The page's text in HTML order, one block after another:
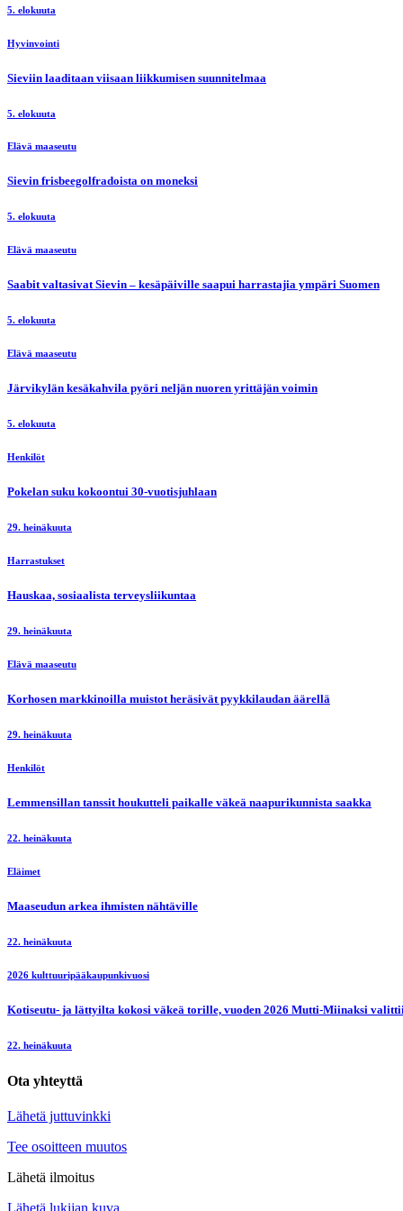
5. elokuuta
Hyvinvointi
Sieviin laaditaan viisaan liikkumisen suunnitelmaa
5. elokuuta
Elävä maaseutu
Sievin frisbeegolfradoista on moneksi
5. elokuuta
Elävä maaseutu
Saabit valtasivat Sievin – kesäpäiville saapui harrastajia ympäri Suomen
5. elokuuta
Elävä maaseutu
Järvikylän kesäkahvila pyöri neljän nuoren yrittäjän voimin
5. elokuuta
Henkilöt
Pokelan suku kokoontui 30-vuotisjuhlaan
29. heinäkuuta
Harrastukset
Hauskaa, sosiaalista terveysliikuntaa
29. heinäkuuta
Elävä maaseutu
Korhosen markkinoilla muistot heräsivät pyykkilaudan äärellä
29. heinäkuuta
Henkilöt
Lemmensillan tanssit houkutteli paikalle väkeä naapurikunnista saakka
22. heinäkuuta
Eläimet
Maaseudun arkea ihmisten nähtäville
22. heinäkuuta
2026 kulttuuripääkaupunkivuosi
Kotiseutu- ja lättyilta kokosi väkeä torille, vuoden 2026 Mutti-Miinaksi
22. heinäkuuta
Ota yhteyttä
Lähetä juttuvinkki
Tee osoitteen muutos
Lähetä ilmoitus
Lähetä lukijan kuva